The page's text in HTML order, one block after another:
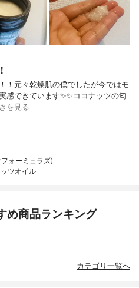
！元々乾燥肌の僕でしたが今ではモ
感できています✨✨ココナッツの匂
を見る
ォーミュラズ)
ツオイル
め商品ランキング
カテゴリ一覧へ